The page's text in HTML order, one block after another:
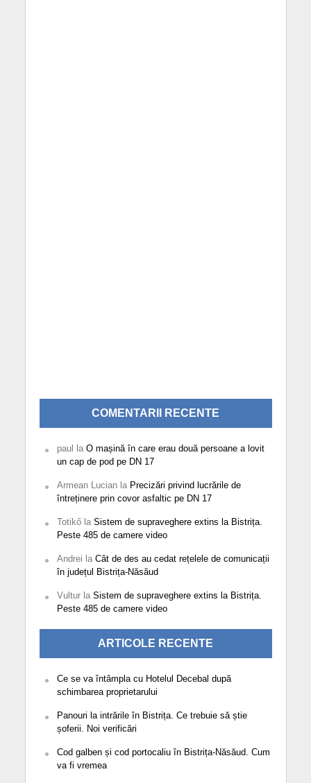
COMENTARII RECENTE
paul la O mașină în care erau două persoane a lovit
un cap de pod pe DN 17
Armean Lucianla Precizări privind lucrările de
întreținere prin covor asfaltic pe DN 17
Totikőla Sistem de supraveghere extins la Bistrița.
Peste 485 de camere video
Andrei la Cât de des au cedat rețelele de comunicații
în județul Bistrița-Năsăud
Vulturla Sistem de supraveghere extins la Bistrița.
Peste 485 de camere video
ARTICOLE RECENTE
Ce se va întâmpla cu Hotelul Decebal după
schimbarea proprietarului
Panouri la intrările în Bistrița. Ce trebuie să știe
șoferii. Noi verificări
Cod galben și cod portocaliu în Bistrița-Năsăud. Cum
va fi vremea